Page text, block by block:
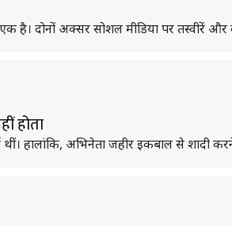
है। दोनों अक्सर सोशल मीडिया पर तस्वीरें
होता
हालांकि, अभिनेता जहीर इकबाल से शादी